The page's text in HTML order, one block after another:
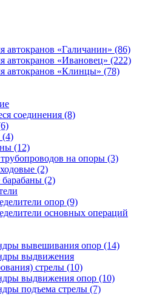
автокранов «Галичанин» (86)
автокранов «Ивановец» (222)
автокранов «Клинцы» (78)
соединения (8)
(4)
(12)
на опоры (3)
(2)
(2)
опор (9)
основных операций
вывешивания опор (14)
выдвижения
стрелы (10)
выдвижения опор (10)
подъема стрелы (7)